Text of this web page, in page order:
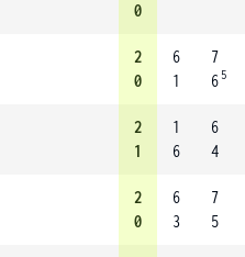
0
2
0
6
1
7
6 5
2
1
1
6
6
4
2
0
6
3
7
5